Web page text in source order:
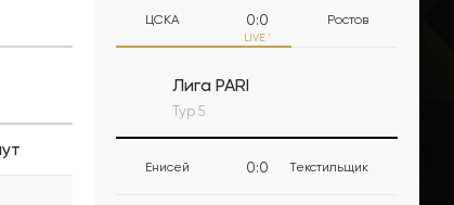
ЦСКА 0:0 Ростов
LIVE '
Лига PARI
Тур 5
Енисей 0:0 Текстильщик